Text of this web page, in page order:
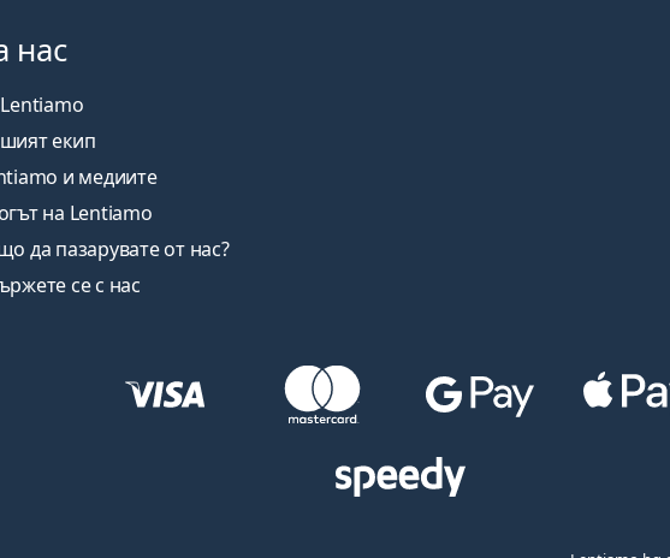
нас
екип
и медиите
на Lentiamo
да пазарувате от нас?
се с нас